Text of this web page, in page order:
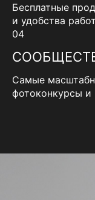
Бесплатные
и удобства
04
Самые
фотоконкурсы и